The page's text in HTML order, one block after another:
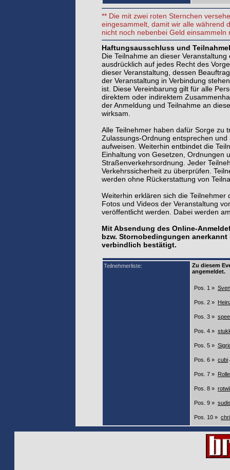
** Die mit zwei roten Sternchen
eingesammelt, damit wir alle während
nicht noch nebenbei Geld einsammeln
Haftungsausschluss und
Die Teilnahme an dieser
ausdrücklich auf jedes Recht des
dieser Veranstaltung, dessen
der Veranstaltung in Verbindung
ist. Diese Vereinbarung gilt für alle
direktem oder indirektem
der Anmeldung und Teilnahme an
wirksam.
Alle Teilnehmer haben dafür Sorge zu
Zulassungs-Ordnung entsprechen
aufweisen. Weiterhin entbindet die
Einhaltung von Gesetzen, Ordnungen
Straßenverkehrsordnung. Jeder
Verkehrssicherheit zu überprüfen.
werden ohne Rückerstattung von
Weiterhin erklären sich die
Fotos und Videos der Veranstaltung
veröffentlicht werden. Dabei werden
Mit Absendung des Online-
bzw. Stornobedingungen
verbindlich bestätigt.
Teilnehmerliste:
Zu diesem
angemeldet.
Pos. 1 »
Pos. 2 »
Pos. 3 »
Pos. 4 »
Pos. 5 »
Pos. 6 » cubi
Pos. 7 » Rolle
Pos. 8 »
Pos. 9 »
Pos. 10 »